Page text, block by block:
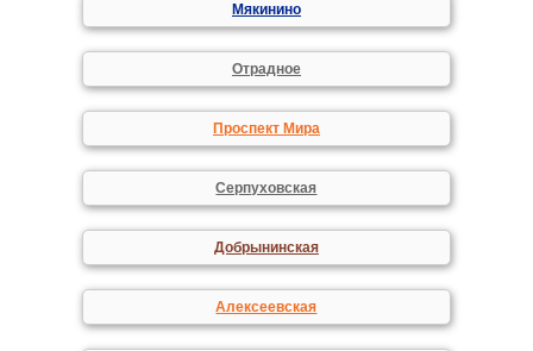
Мякинино
Отрадное
Проспект Мира
Серпуховская
Добрынинская
Алексеевская